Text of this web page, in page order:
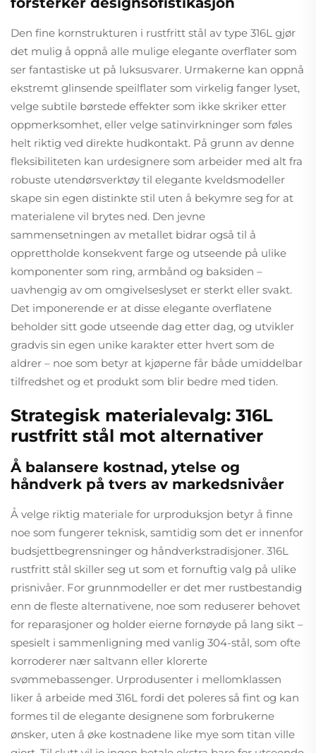
Den fine kornstrukturen i rustfritt stål av type 316L gjør
det mulig å oppnå alle mulige elegante overflater som
ser fantastiske ut på luksusvarer. Urmakerne kan oppnå
ekstremt glinsende speilflater som virkelig fanger lyset,
velge subtile børstede effekter som ikke skriker etter
oppmerksomhet, eller velge satinvirkninger som føles
helt riktig ved direkte hudkontakt. På grunn av denne
fleksibiliteten kan urdesignere som arbeider med alt fra
robuste utendørsverktøy til elegante kveldsmodeller
skape sin egen distinkte stil uten å bekymre seg for at
materialene vil brytes ned. Den jevne
sammensetningen av metallet bidrar også til å
opprettholde konsekvent farge og utseende på ulike
komponenter som ring, armbånd og baksiden –
uavhengig av om omgivelseslyset er sterkt eller svakt.
Det imponerende er at disse elegante overflatene
beholder sitt gode utseende dag etter dag, og utvikler
gradvis sin egen unike karakter etter hvert som de
aldrer – noe som betyr at kjøperne får både umiddelbar
tilfredshet og et produkt som blir bedre med tiden.
Strategisk materialevalg: 316L
rustfritt stål mot alternativer
Å balansere kostnad, ytelse og
håndverk på tvers av markedsnivåer
Å velge riktig materiale for urproduksjon betyr å finne
noe som fungerer teknisk, samtidig som det er innenfor
budsjettbegrensninger og håndverkstradisjoner. 316L
rustfritt stål skiller seg ut som et fornuftig valg på ulike
prisnivåer. For grunnmodeller er det mer rustbestandig
enn de fleste alternativene, noe som reduserer behovet
for reparasjoner og holder eierne fornøyde på lang sikt –
spesielt i sammenligning med vanlig 304-stål, som ofte
korroderer nær saltvann eller klorerte
svømmebassenger. Urprodusenter i mellomklassen
liker å arbeide med 316L fordi det poleres så fint og kan
formes til de elegante designene som forbrukerne
ønsker, uten å øke kostnadene like mye som titan ville